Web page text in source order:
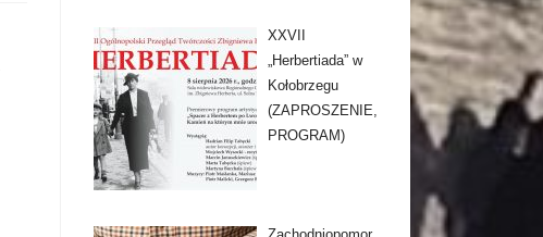
XXVII
„Herbertiada” w
Kołobrzegu
(ZAPROSZENIE,
PROGRAM)